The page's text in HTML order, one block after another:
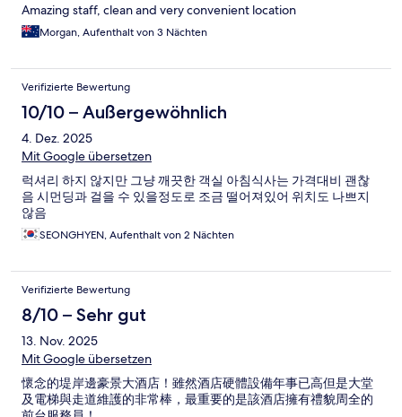
Amazing staff, clean and very convenient location
Morgan, Aufenthalt von 3 Nächten
Verifizierte Bewertung
10/10 – Außergewöhnlich
4. Dez. 2025
Mit Google übersetzen
럭셔리 하지 않지만 그냥 깨끗한 객실 아침식사는 가격대비 괜찮
음 시먼딩과 걸을 수 있을정도로 조금 떨어져있어 위치도 나쁘지
않음
SEONGHYEN, Aufenthalt von 2 Nächten
Verifizierte Bewertung
8/10 – Sehr gut
13. Nov. 2025
Mit Google übersetzen
懷念的堤岸邊豪景大酒店！雖然酒店硬體設備年事已高但是大堂
及電梯與走道維護的非常棒，最重要的是該酒店擁有禮貌周全的